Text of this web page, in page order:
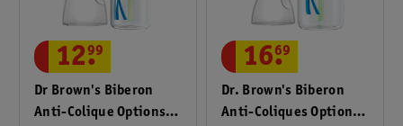
Dr Brown's Biberon
Anti-Colique Options+
12.
99
Dr. Brown's Biberon
Anti-Coliques Options+
16.
69